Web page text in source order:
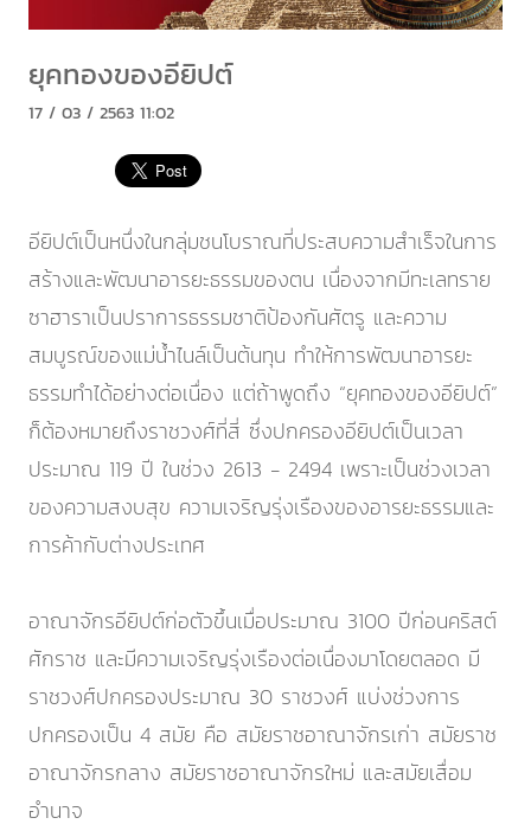
ยุคทองของอียิปต์
17 / 03 / 2563 11:02
อียิปต์เป็นหนึ่งในกลุ่มชนโบราณที่ประสบความสำเร็จในการ
สร้างและพัฒนาอารยะธรรมของตน เนื่องจากมีทะเลทราย
ซาฮาราเป็นปราการธรรมชาติป้องกันศัตรู และความ
สมบูรณ์ของแม่น้ำไนล์เป็นต้นทุน ทำให้การพัฒนาอารยะ
ธรรมทำได้อย่างต่อเนื่อง แต่ถ้าพูดถึง “ยุคทองของอียิปต์”
ก็ต้องหมายถึงราชวงศ์ที่สี่ ซึ่งปกครองอียิปต์เป็นเวลา
ประมาณ 119 ปี ในช่วง 2613 - 2494 เพราะเป็นช่วงเวลา
ของความสงบสุข ความเจริญรุ่งเรืองของอารยะธรรมและ
การค้ากับต่างประเทศ
อาณาจักรอียิปต์ก่อตัวขึ้นเมื่อประมาณ 3100 ปีก่อนคริสต์
ศักราช และมีความเจริญรุ่งเรืองต่อเนื่องมาโดยตลอด มี
ราชวงศ์ปกครองประมาณ 30 ราชวงศ์ แบ่งช่วงการ
ปกครองเป็น 4 สมัย คือ สมัยราชอาณาจักรเก่า สมัยราช
อาณาจักรกลาง สมัยราชอาณาจักรใหม่ และสมัยเสื่อม
อำนาจ